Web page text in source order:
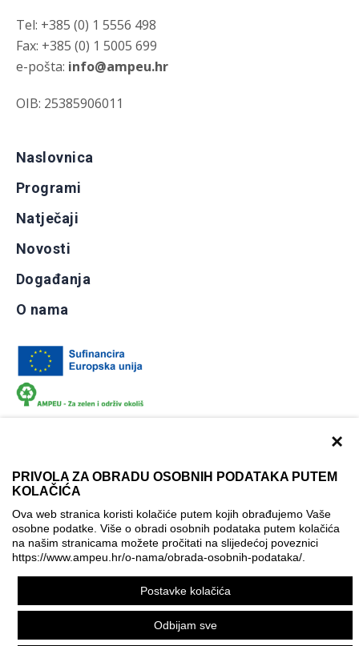
×
PRIVOLA ZA OBRADU OSOBNIH PODATAKA PUTEM
KOLAČIĆA
Ova web stranica koristi kolačiće putem kojih obrađujemo Vaše
osobne podatke. Više o obradi osobnih podataka putem kolačića
na našim stranicama možete pročitati na slijedećoj poveznici
https://www.ampeu.hr/o-nama/obrada-osobnih-podataka/
Postavke kolačića
Odbijam sve
Tel: +385 (0) 1 5556 498
Fax: +385 (0) 1 5005 699
e-pošta: info@ampeu.hr
OIB: 25385906011
Naslovnica
Programi
Natječaji
Novosti
Događanja
O nama
Izjava o pristupačnosti
Politika korištenja kolačića
Postavke kolačića
Ova mrežna stranica je ostvarena uz financijsku potporu
Europske komisije. Ona izražava isključivo stajalište autora
mrežne stranice i Komisija se ne može smatrati odgovornom